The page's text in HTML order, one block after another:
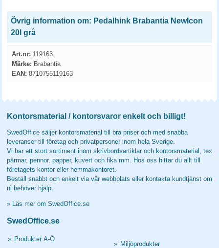
Övrig information om: Pedalhink Brabantia NewIcon
20l grå
Art.nr: 119163
Märke: Brabantia
EAN: 8710755119163
Kontorsmaterial / kontorsvaror enkelt och billigt!
SwedOffice säljer kontorsmaterial till bra priser och med snabba
leveranser till företag och privatpersoner inom hela Sverige.
Vi har ett stort sortiment inom skrivbordsartiklar och kontorsmaterial, tex
pärmar, pennor, papper, kuvert och fika mm. Hos oss hittar du allt till
företagets kontor eller hemmakontoret.
Beställ snabbt och enkelt via vår webbplats eller kontakta kundtjänst om
ni behöver hjälp.
» Läs mer om SwedOffice.se
SwedOffice.se
» Produkter A-Ö
» Miljöprodukter